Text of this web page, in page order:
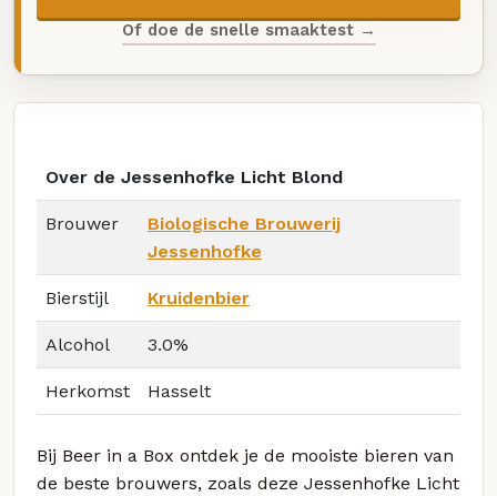
Of doe de snelle smaaktest →
Over de Jessenhofke Licht Blond
Brouwer
Biologische Brouwerij
Jessenhofke
Bierstijl Kruidenbier
Alcohol 3.0%
Herkomst Hasselt
Bij Beer in a Box ontdek je de mooiste bieren van
de beste brouwers, zoals deze Jessenhofke Licht